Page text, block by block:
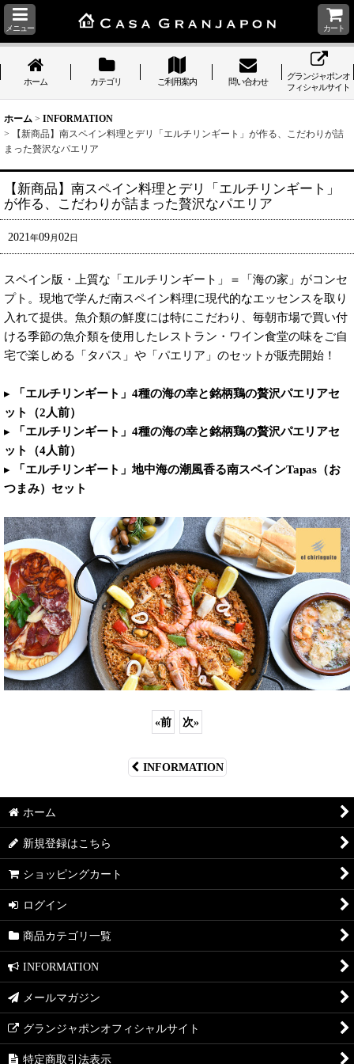
メニュー カート
ホーム カテゴリ ご利用案内 問い合わせ
グランジャポンオ
フィシャルサイト
ホーム > INFORMATION
>
【新商品】南スペイン料理とデリ「エルチリンギート」が作る、こだわりが詰
まった贅沢なパエリア
【新商品】南スペイン料理とデリ「エルチリンギート」
が作る、こだわりが詰まった贅沢なパエリア
2021年09月02日
スペイン版・上質な「エルチリンギート」＝「海の家」がコンセ
プト。現地で学んだ南スペイン料理に現代的なエッセンスを取り
入れて提供。魚介類の鮮度には特にこだわり、毎朝市場で買い付
ける季節の魚介類を使用したレストラン・ワイン食堂の味をご自
宅で楽しめる「タパス」や「パエリア」のセットが販売開始！
▸
「エルチリンギート」4種の海の幸と銘柄鶏の贅沢パエリアセ
ット（2人前）
▸
「エルチリンギート」4種の海の幸と銘柄鶏の贅沢パエリアセ
ット（4人前）
▸
「エルチリンギート」地中海の潮風香る南スペインTapas（お
つまみ）セット
«前 次»
INFORMATION
ホーム
新規登録はこちら
ショッピングカート
ログイン
商品カテゴリ一覧
INFORMATION
メールマガジン
グランジャポンオフィシャルサイト
特定商取引法表示